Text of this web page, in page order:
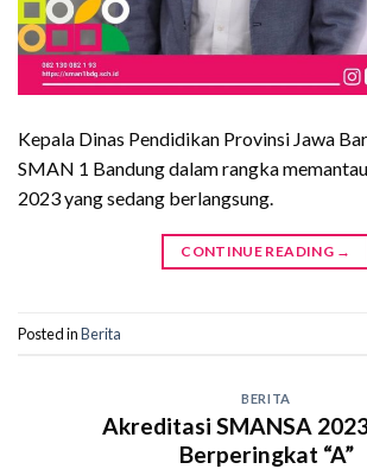
Kepala Dinas Pendidikan Provinsi Jawa
SMAN 1 Bandung dalam rangka
2023 yang sedang berlangsung.
CONTINUE READING →
Posted inBerita
BERITA
Akreditasi SMANSA
Berperingkat “A”